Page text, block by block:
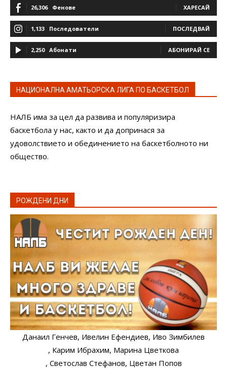
26,306 Фенове ХАРЕСАЙ
1,133 Последователи ПОСЛЕДВАЙ
2,250 Абонати АБОНИРАЙ СЕ
НАЦИОНАЛНА АМАТЬОРСКА ЛИГА ПО БАСКЕТБОЛ
НАЛБ има за цел да развива и популяризира
баскетбола у нас, както и да допринася за
удоволствието и обединението на баскетболното ни
общество.
РОЖДЕНИ ДНИ
Данаил Генчев, Ивелин Ефендиев, Иво Зимбилев
, Карим Ибрахим, Марина Цветкова
, Светослав Стефанов, Цветан Попов